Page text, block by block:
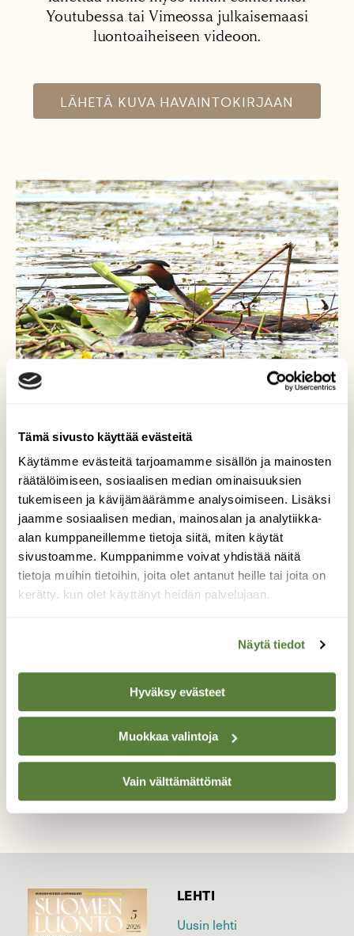
Tämä sivusto käyttää evästeitä
Käytämme evästeitä tarjoamamme sisällön ja mainosten
räätälöimiseen, sosiaalisen median ominaisuuksien
tukemiseen ja kävijämäärämme analysoimiseen. Lisäksi
jaamme sosiaalisen median, mainosalan ja analytiikka-
alan kumppaneillemme tietoja siitä, miten käytät
sivustoamme. Kumppanimme voivat yhdistää näitä
tietoja muihin tietoihin, joita olet antanut heille tai joita on
kerätty, kun olet käyttänyt heidän palvelujaan.
Näytä tiedot
Hyväksy evästeet
Muokkaa valintoja
Vain välttämättömät
Youtubessa tai Vimeossa julkaisemaasi
luontoaiheiseen videoon.
LÄHETÄ KUVA HAVAINTOKIRJAAN
Uutta pesää
rakentamassa, periksi ei
anneta
Silkkiuikkuparilla oli jo aikaisemmin pesä ja
muniakin , mutta jostain syystä pesä hajosi.
oikein yhteisvoimin. kuva 13.6.2018
Valokuvaaja: Irja Lehtinen, Lempäälä 13.6.2018
TAKAISIN LISTAAN
LEHTI
Uusin lehti